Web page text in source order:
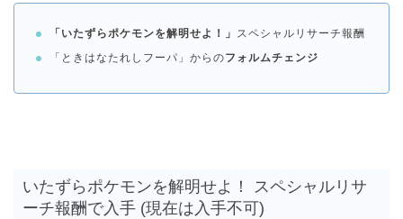
「いたずらポケモンを解明せよ！」 スペシャルリサーチ報酬
「ときはなたれしフーパ」からのフォルムチェンジ
いたずらポケモンを解明せよ！ スペシャルリサ
ーチ報酬で入手 (現在は入手不可)